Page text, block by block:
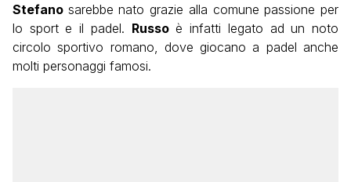
Stefano sarebbe nato grazie alla comune passione per
lo sport e il padel. Russoè infatti legato ad un noto
circolo sportivo romano, dove giocano a padel anche
molti personaggi famosi.